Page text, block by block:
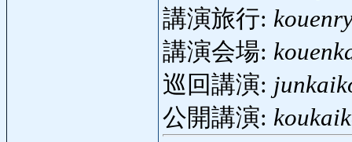
講演旅行:
講演会場:
巡回講演:
公開講演: